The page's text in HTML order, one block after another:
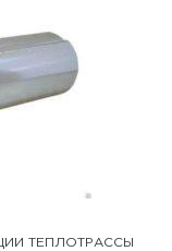
ТЕПЛОТРАССЫ